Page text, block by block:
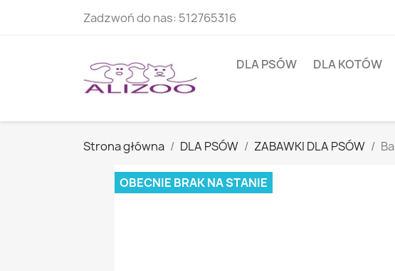
Zadzwoń do nas: 512765316
DLA PSÓW DLA KOTÓW
Strona główna DLA PSÓW ZABAWKI DLA PSÓW
OBECNIE BRAK NA STANIE